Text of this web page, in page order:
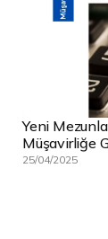
Yeni
Müşavirliğe
25/04/2025